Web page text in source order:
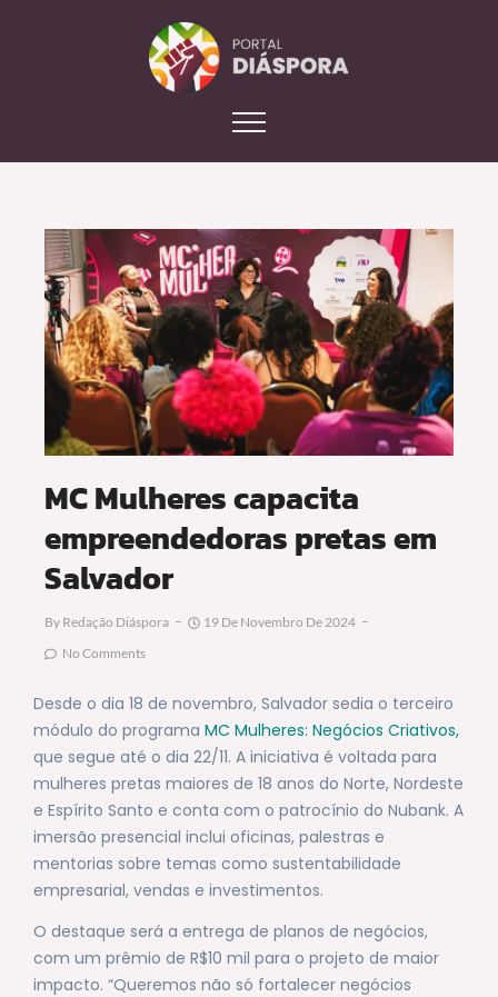
MC Mulheres capacita
empreendedoras pretas em
Salvador
By Redação Diáspora
19 De Novembro De 2024
No Comments
Desde o dia 18 de novembro, Salvador sedia o terceiro
módulo do programa MC Mulheres: Negócios Criativos,
que segue até o dia 22/11. A iniciativa é voltada para
mulheres pretas maiores de 18 anos do Norte, Nordeste
e Espírito Santo e conta com o patrocínio do Nubank. A
imersão presencial inclui oficinas, palestras e
mentorias sobre temas como sustentabilidade
empresarial, vendas e investimentos.
O destaque será a entrega de planos de negócios,
com um prêmio de R$10 mil para o projeto de maior
impacto. “Queremos não só fortalecer negócios